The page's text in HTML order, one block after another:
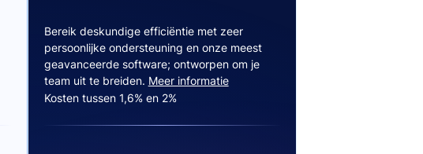
Bereik deskundige efficiëntie met zeer
persoonlijke ondersteuning en onze meest
geavanceerde software; ontworpen om je
team uit te breiden. Meer informatie
Kosten tussen 1,6% en 2%